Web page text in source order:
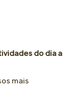
do dia a
mais